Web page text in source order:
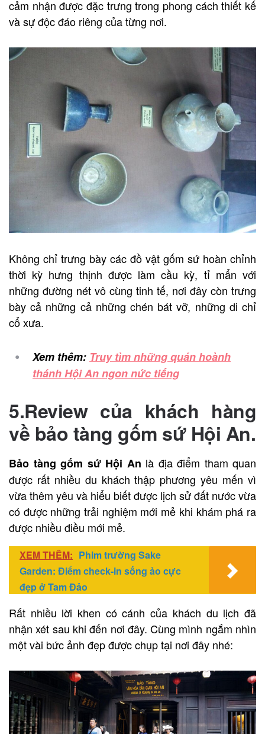
cảm nhận được đặc trưng trong phong cách thiết kế
và sự độc đáo riêng của từng nơi.
Không chỉ trưng bày các đồ vật gốm sứ hoàn chỉnh
thời kỳ hưng thịnh được làm cầu kỳ, tỉ mẩn với
những đường nét vô cùng tinh tế, nơi đây còn trưng
bày cả những cả những chén bát vỡ, những di chỉ
cổ xưa.
Xem thêm: Truy tìm những quán hoành
thánh Hội An ngon nức tiếng
5.Review của khách hàng
về bảo tàng gốm sứ Hội An.
Bảo tàng gốm sứ Hội An là địa điểm tham quan
được rất nhiều du khách thập phương yêu mến vì
vừa thêm yêu và hiểu biết được lịch sử đất nước vừa
có được những trải nghiệm mới mẻ khi khám phá ra
được nhiều điều mới mẻ.
XEM THÊM: Phim trường Sake
Garden: Điểm check-in sống ảo cực
đẹp ở Tam Đảo
Rất nhiều lời khen có cánh của khách du lịch đã
nhận xét sau khi đến nơi đây. Cùng mình ngắm nhìn
một vài bức ảnh đẹp được chụp tại nơi đây nhé: